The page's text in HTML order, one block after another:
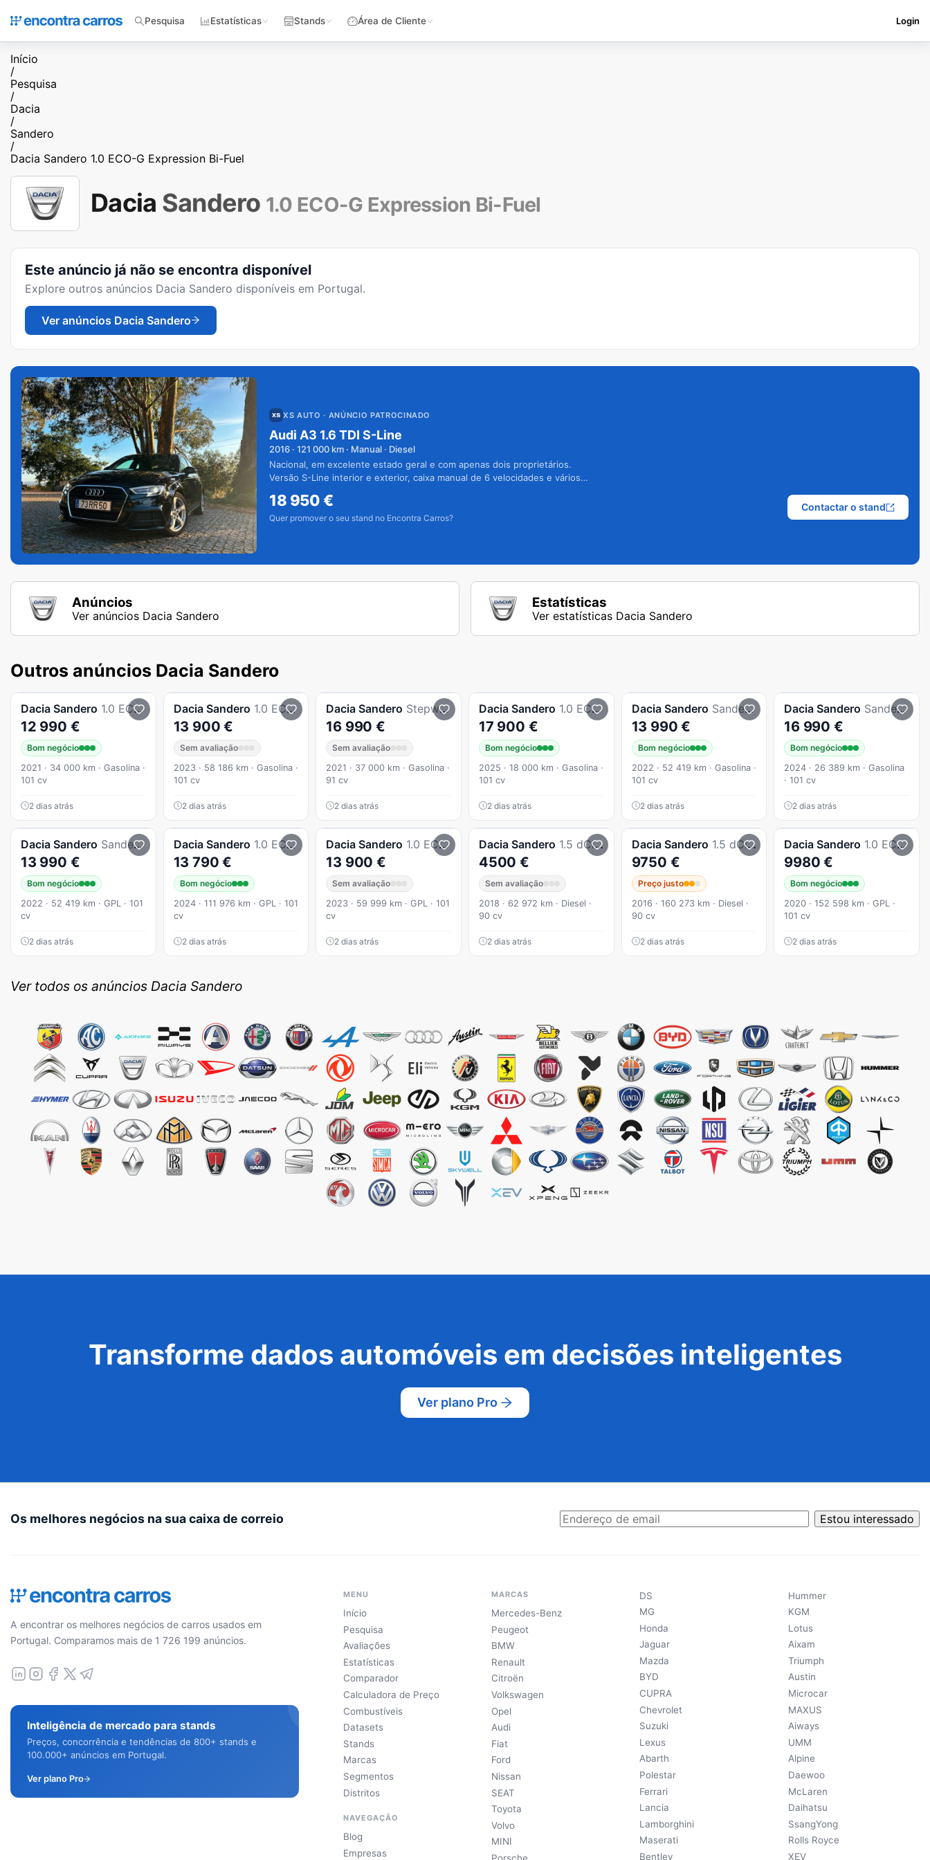
Pesquisa Estatísticas Stands Área de Cliente Login
Início
/
Pesquisa
/
Dacia
/
Sandero
/
Dacia Sandero 1.0 ECO-G Expression Bi-Fuel
Dacia Sandero 1.0 ECO-G Expression Bi-Fuel
Este anúncio já não se encontra disponível
Explore outros anúncios Dacia Sandero disponíveis em Portugal.
Ver anúncios Dacia Sandero
XS AUTO · ANÚNCIO PATROCINADO
Audi A3 1.6 TDI S-Line
2016 · 121 000 km · Manual · Diesel
Nacional, em excelente estado geral e com apenas dois proprietários.
Versão S-Line interior e exterior, caixa manual de 6 velocidades e vários
18 950€
Quer promover o seu stand no Encontra Carros?
Contactar o stand
Anúncios
Ver anúncios Dacia Sandero
Estatísticas
Ver estatísticas Dacia Sandero
Outros anúncios Dacia Sandero
Dacia Sandero 1.0 ECO-G Stepway Bi-Fuel
12 990 €
Bom negócio
2021 · 34 000 km · Gasolina ·
101 cv
2 dias atrás
Dacia Sandero 1.0 ECO-G Essential Bi-Fuel
13 900 €
Sem avaliação
2023 · 58 186 km · Gasolina ·
101 cv
2 dias atrás
Dacia Sandero Stepway TCe 90 CVT Comfort
16 990 €
Sem avaliação
2021 · 37 000 km · Gasolina ·
91 cv
2 dias atrás
Dacia Sandero 1.0 ECO-G Extreme + Up&Go Bi-Fuel
17 900 €
Bom negócio
2025 · 18 000 km · Gasolina ·
101 cv
2 dias atrás
Dacia Sandero Sandero 1.0 ECO-G Comfort Bi-Fuel
13 990 €
Bom negócio
2022 · 52 419 km · Gasolina ·
101 cv
2 dias atrás
Dacia Sandero Sandero 1.0 ECO-G Stepway Extreme + Up&Go Bi-Fuel
16 990 €
Bom negócio
2024 · 26 389 km · Gasolina
· 101 cv
2 dias atrás
Dacia Sandero Sandero 1.0 ECO-G Comfort Bi-Fuel
13 990 €
Bom negócio
2022 · 52 419 km · GPL · 101
cv
2 dias atrás
Dacia Sandero 1.0 ECO-G Essential Bi-Fuel
13 790 €
Bom negócio
2024 · 111 976 km · GPL · 101
cv
2 dias atrás
Dacia Sandero 1.0 ECO-G Essential Bi-Fuel
13 900 €
Sem avaliação
2023 · 59 999 km · GPL · 101
cv
2 dias atrás
Dacia Sandero 1.5 dCi Comfort
4500 €
Sem avaliação
2018 · 62 972 km · Diesel ·
90 cv
2 dias atrás
Dacia Sandero 1.5 dCi Stepway
9750 €
Preço justo
2016 · 160 273 km · Diesel ·
90 cv
2 dias atrás
Dacia Sandero 1.0 ECO-G Stepway Bi-Fuel
9980 €
Bom negócio
2020 · 152 598 km · GPL ·
101 cv
2 dias atrás
Ver todos os anúncios Dacia Sandero
Transforme dados automóveis em decisões inteligentes
Ver plano Pro
Os melhores negócios na sua caixa de correio Estou interessado
A encontrar os melhores negócios de carros usados em
Portugal. Comparamos mais de 1 726 199 anúncios.
Inteligência de mercado para stands
Preços, concorrência e tendências de 800+ stands e
100.000+ anúncios em Portugal.
Ver plano Pro
MENU
Início
Pesquisa
Avaliações
Estatísticas
Comparador
Calculadora de Preço
Combustíveis
Datasets
Stands
Marcas
Segmentos
Distritos
NAVEGAÇÃO
Blog
Empresas
MARCAS
Mercedes-Benz
Peugeot
BMW
Renault
Citroën
Volkswagen
Opel
Audi
Fiat
Ford
Nissan
SEAT
Toyota
Volvo
MINI
DS
MG
Honda
Jaguar
Mazda
BYD
CUPRA
Chevrolet
Suzuki
Lexus
Abarth
Polestar
Ferrari
Lancia
Lamborghini
Maserati
Bentley
Hummer
KGM
Lotus
Aixam
Triumph
Austin
Microcar
MAXUS
Aiways
UMM
Alpine
Daewoo
McLaren
Daihatsu
SsangYong
Rolls Royce
XEV